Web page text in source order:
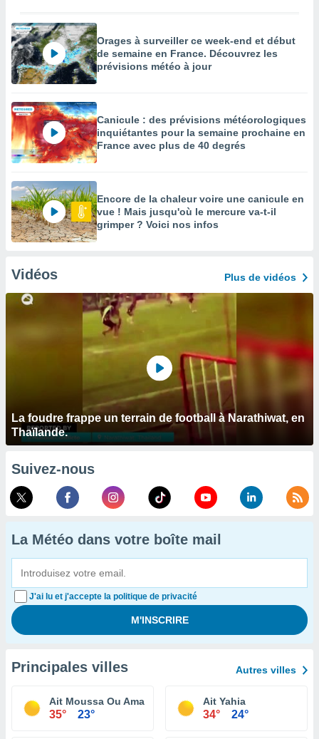
Orages à surveiller ce week-end et début
de semaine en France. Découvrez les
prévisions météo à jour
Canicule : des prévisions météorologiques
inquiétantes pour la semaine prochaine en
France avec plus de 40 degrés
Encore de la chaleur voire une canicule en
vue ! Mais jusqu'où le mercure va-t-il
grimper ? Voici nos infos
Vidéos Plus de vidéos
La foudre frappe un terrain de football à Narathiwat, en
Thaïlande.
Suivez-nous
La Météo dans votre boîte mail
J'ai lu et j'accepte la politique de privacité
Principales villes Autres villes
Ait Moussa Ou Amar
35° 23°
Ait Yahia
34° 24°